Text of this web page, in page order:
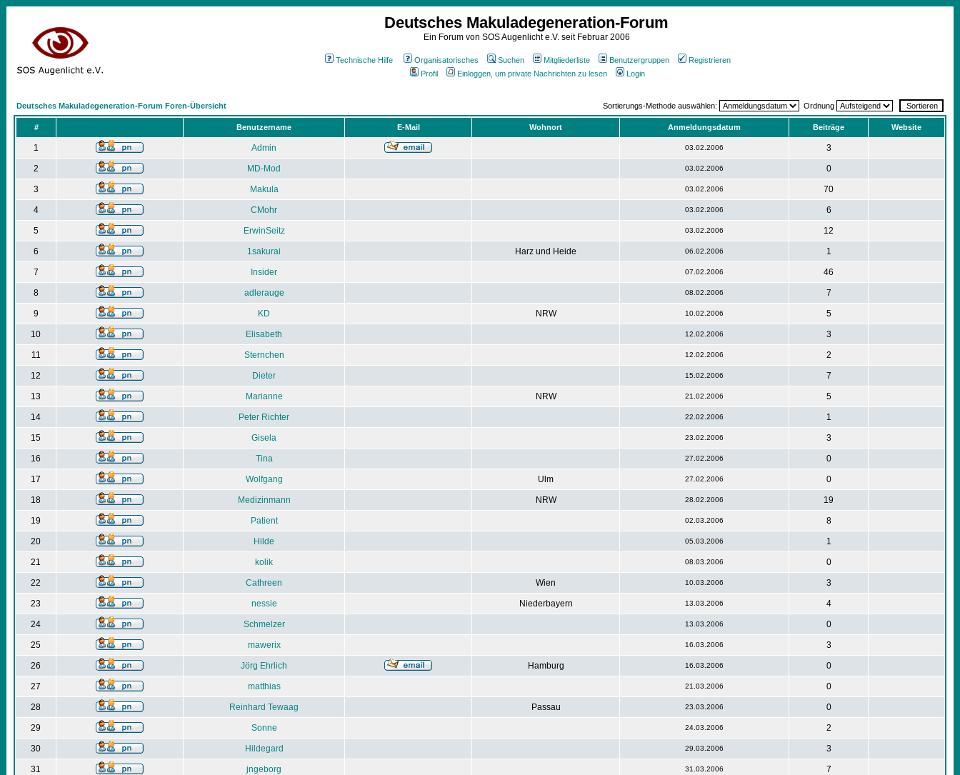
Deutsches Makuladegeneration-Forum
Ein Forum von SOS Augenlicht e.V. seit Februar 2006
Technische Hilfe Organisatorisches Suchen Mitgliederliste Benutzergruppen
Registrieren
Profil
Einloggen, um private Nachrichten zu lesen Login
Deutsches Makuladegeneration-Forum Foren-Übersicht Sortierungs-Methode auswählen: Ordnung
# Benutzername E-Mail Wohnort Anmeldungsdatum Beiträge Website
1 Admin 03.02.2006 3
2 MD-Mod 03.02.2006 0
3 Makula 03.02.2006 70
4 CMohr 03.02.2006 6
5 ErwinSeitz 03.02.2006 12
6 1sakurai Harz und Heide 06.02.2006 1
7 Insider 07.02.2006 46
8 adlerauge 08.02.2006 7
9 KD NRW 10.02.2006 5
10 Elisabeth 12.02.2006 3
11 Sternchen 12.02.2006 2
12 Dieter 15.02.2006 7
13 Marianne NRW 21.02.2006 5
14 Peter Richter 22.02.2006 1
15 Gisela 23.02.2006 3
16 Tina 27.02.2006 0
17 Wolfgang Ulm 27.02.2006 0
18 Medizinmann NRW 28.02.2006 19
19 Patient 02.03.2006 8
20 Hilde 05.03.2006 1
21 kolik 08.03.2006 0
22 Cathreen Wien 10.03.2006 3
23 nessie Niederbayern 13.03.2006 4
24 Schmelzer 13.03.2006 0
25 mawerix 16.03.2006 3
26 Jörg Ehrlich Hamburg 16.03.2006 0
27 matthias 21.03.2006 0
28 Reinhard Tewaag Passau 23.03.2006 0
29 Sonne 24.03.2006 2
30 Hildegard 29.03.2006 3
31 jngeborg 31.03.2006 7